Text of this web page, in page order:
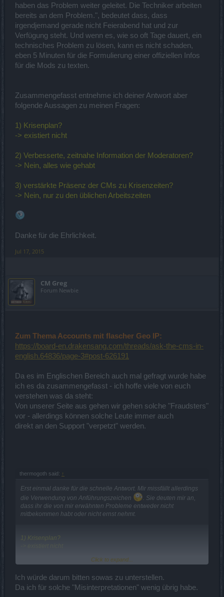
haben das Problem weiter geleitet. Die Techniker arbeiten
bereits an dem Problem.", bedeutet dass, dass
irgendjemand gerade nicht Feierabend hat und zur
Verfügung steht. Und wenn es, wie so oft Tage dauert, ein
technisches Problem zu lösen, kann es nicht schaden,
eben 5 Minuten für die Formulierung einer offiziellen Infos
für die Mods zu texten.
Zusammengefasst entnehme ich deiner Antwort aber
folgende Aussagen zu meinen Fragen:
1) Krisenplan?
-> existiert nicht
2) Verbesserte, zeitnahe Information der Moderatoren?
-> Nein, alles wie gehabt
3) verstärkte Präsenz der CMs zu Krisenzeiten?
-> Nein, nur zu den üblichen Arbeitszeiten
Danke für die Ehrlichkeit.
Jul 17, 2015
CM Greg
Forum Newbie
Zum Thema Accounts mit flascher Geo IP:
https://board-en.drakensang.com/threads/ask-the-cms-in-
english.64836/page-3#post-626191
Da es im Englischen Bereich auch mal gefragt wurde habe
ich es da zusammengefasst - ich hoffe viele von euch
verstehen was da steht:
Von unserer Seite aus gehen wir gehen solche "Fraudsters"
vor - allerdings können solche Leute immer auch
direkt an den Support "verpetzt" werden.
thermogoth said: ↑
Erst einmal danke für die schnelle Antwort. Mir missfällt allerdings
die Verwendung von Anführungszeichen
. Sie deuten mir an,
dass ihr die von mir erwähnten Probleme entweder nicht
mitbekommen habt oder nicht ernst nehmt.
1) Krisenplan?
2) Verbesserte, zeitnahe Information der Moderatoren?
3) verstärkte Präsenz der CMs zu Krisenzeiten?
Click to expand...
Ich würde darum bitten sowas zu unterstellen.
Da ich für solche "Misinterpretationen" wenig übrig habe.